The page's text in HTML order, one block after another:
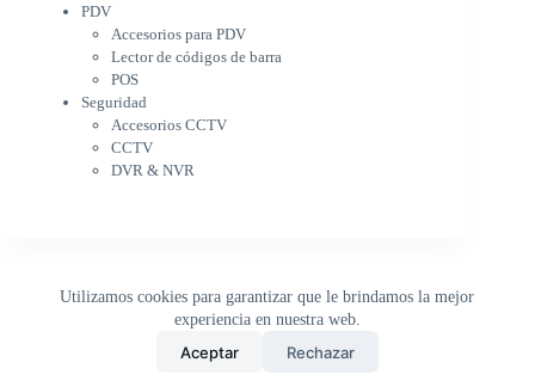
Utilizamos cookies para garantizar que le brindamos la mejor
experiencia en nuestra web.
Aceptar Rechazar
POS
Seguridad
Accesorios CCTV
CCTV
DVR & NVR
Sin categorizar
PDV
Accesorios para PDV
Lector de códigos de barra
POS
Seguridad
Accesorios CCTV
CCTV
DVR & NVR